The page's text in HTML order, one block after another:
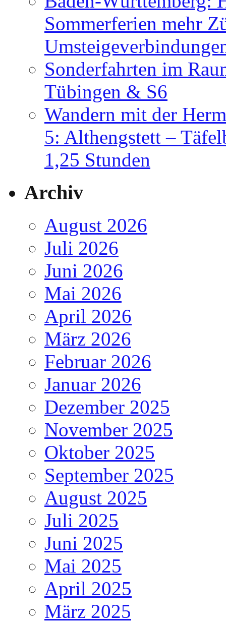
Sommerferien mehr
Sonderfahrten im
Tübingen & S6
Wandern mit der
5: Althengstett –
1,25 Stunden
Archiv
August 2026
Juli 2026
Juni 2026
Mai 2026
April 2026
März 2026
Februar 2026
Januar 2026
Dezember 2025
November 2025
Oktober 2025
September 2025
August 2025
Juli 2025
Juni 2025
Mai 2025
April 2025
März 2025